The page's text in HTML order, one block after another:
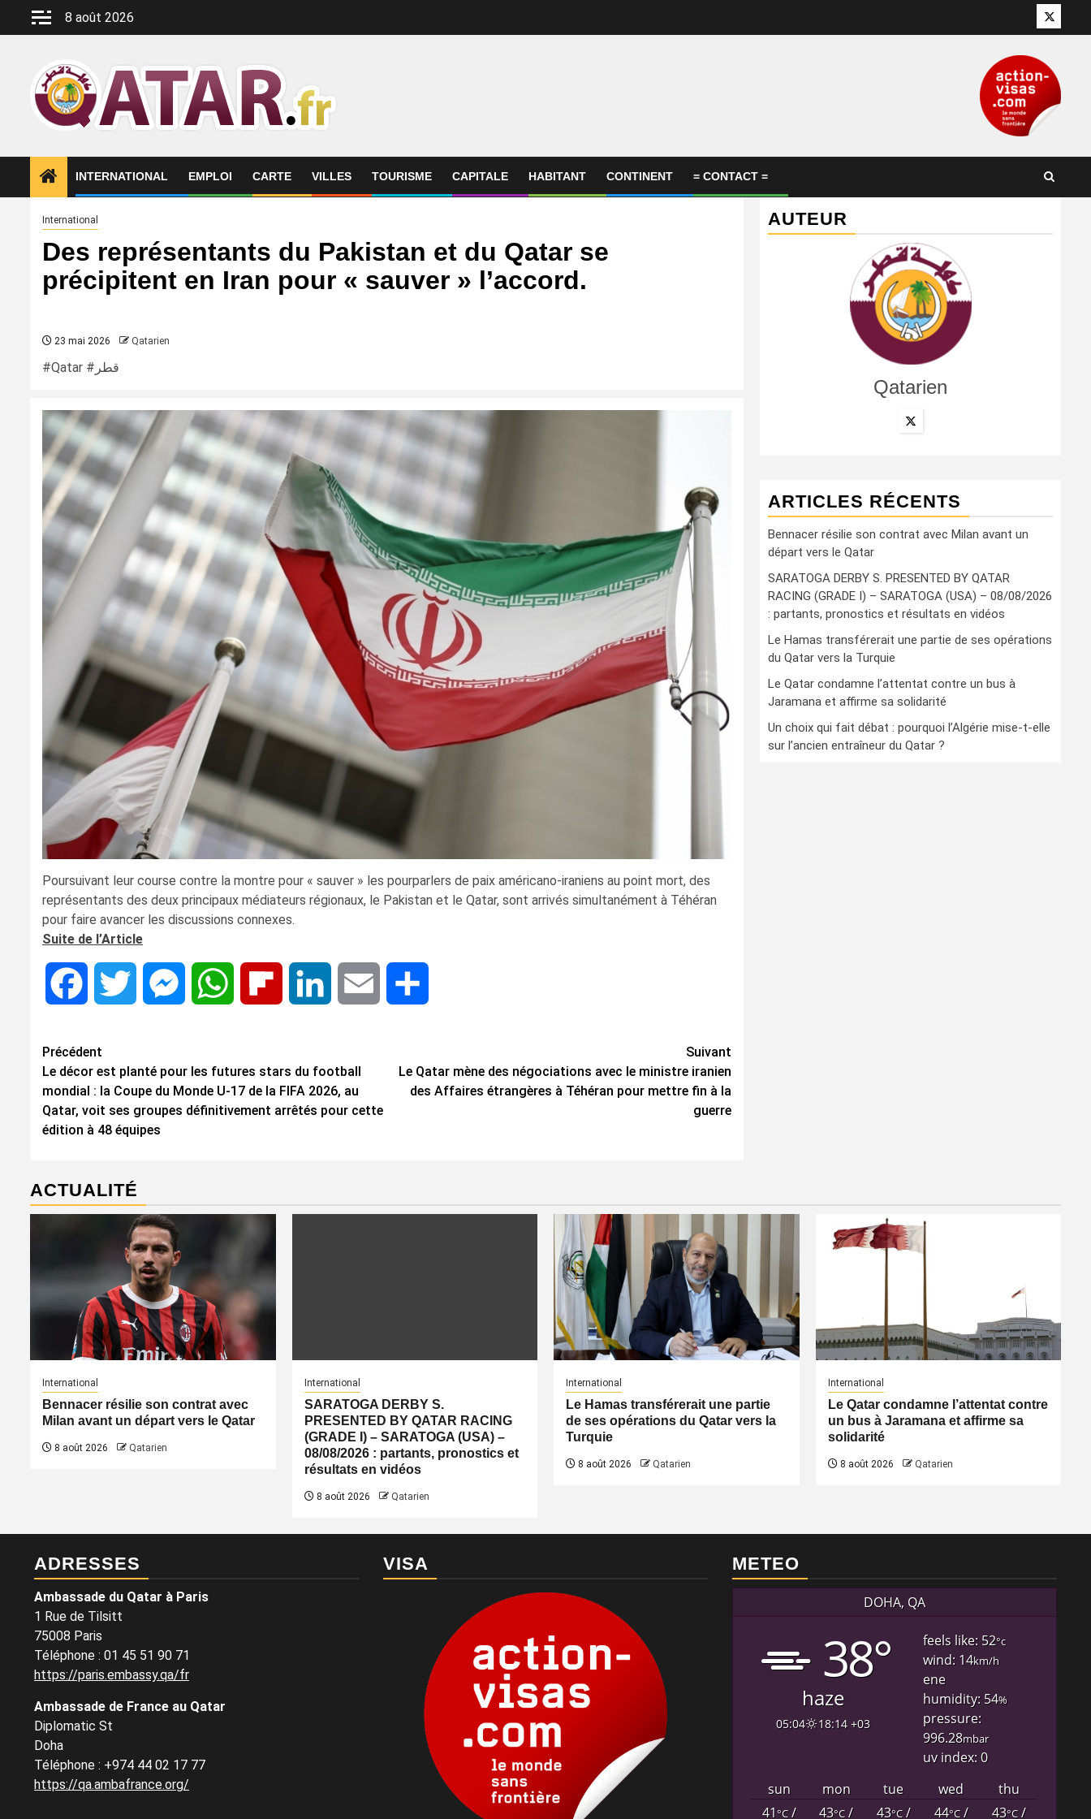
8 août 2026 Twitter
INTERNATIONAL EMPLOI CARTE VILLES TOURISME CAPITALE HABITANT CONTINENT = CONTACT =
International
Des représentants du Pakistan et du Qatar se
précipitent en Iran pour « sauver » l’accord.
23 mai 2026 Qatarien
#Qatar #قطر
Poursuivant leur course contre la montre pour « sauver » les pourparlers de paix américano-iraniens au point mort, des
représentants des deux principaux médiateurs régionaux, le Pakistan et le Qatar, sont arrivés simultanément à Téhéran
pour faire avancer les discussions connexes.
Suite de l’Article
Facebook Twitter MessengerWhatsApp Flipboard LinkedIn Email
Navigation
d’article
Précédent
Le décor est planté pour les futures stars du football
mondial : la Coupe du Monde U-17 de la FIFA 2026, au
Qatar, voit ses groupes définitivement arrêtés pour cette
édition à 48 équipes
Suivant
Le Qatar mène des négociations avec le ministre iranien
des Affaires étrangères à Téhéran pour mettre fin à la
guerre
AUTEUR
Qatarien
ARTICLES RÉCENTS
Bennacer résilie son contrat avec Milan avant un
départ vers le Qatar
SARATOGA DERBY S. PRESENTED BY QATAR
RACING (GRADE I) – SARATOGA (USA) – 08/08/2026
: partants, pronostics et résultats en vidéos
Le Hamas transférerait une partie de ses opérations
du Qatar vers la Turquie
Le Qatar condamne l’attentat contre un bus à
Jaramana et affirme sa solidarité
Un choix qui fait débat : pourquoi l’Algérie mise-t-elle
sur l’ancien entraîneur du Qatar ?
ACTUALITÉ
International
Bennacer résilie son contrat avec
Milan avant un départ vers le Qatar
8 août 2026 Qatarien
International
SARATOGA DERBY S.
PRESENTED BY QATAR RACING
(GRADE I) – SARATOGA (USA) –
08/08/2026 : partants, pronostics et
résultats en vidéos
8 août 2026 Qatarien
International
Le Hamas transférerait une partie
de ses opérations du Qatar vers la
Turquie
8 août 2026 Qatarien
International
Le Qatar condamne l’attentat contre
un bus à Jaramana et affirme sa
solidarité
8 août 2026 Qatarien
ADRESSES
Ambassade du Qatar à Paris
1 Rue de Tilsitt
75008 Paris
Téléphone : 01 45 51 90 71
https://paris.embassy.qa/fr
Ambassade de France au Qatar
Diplomatic St
Doha
Téléphone : +974 44 02 17 77
https://qa.ambafrance.org/
VISA METEO
DOHA, QA
38°
haze
05:04 18:14 +03
feels like: 52°c
wind: 14km/h
ene
humidity: 54%
pressure:
996.28mbar
uv index: 0
sun
mon tue wed
thu
41°C/ 43°C/ 43°C/ 44°C/ 43°C/